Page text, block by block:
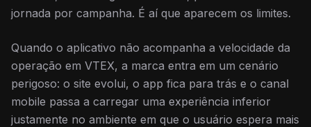
jornada por campanha. É aí que aparecem os limites.
Quando o aplicativo não acompanha a velocidade da
operação em VTEX, a marca entra em um cenário
perigoso: o site evolui, o app fica para trás e o canal
mobile passa a carregar uma experiência inferior
justamente no ambiente em que o usuário espera mais